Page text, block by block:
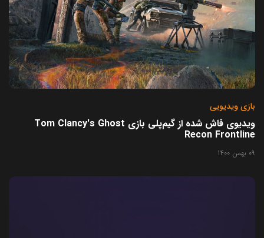
بازی ویدیویی
ویدیوی فاش شده از گیم‌پلی بازی Tom Clancy's Ghost
Recon Frontline
09 بهمن 1400